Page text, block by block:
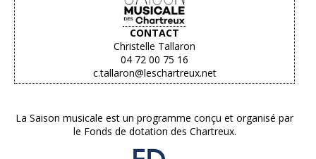
CONTACT
Christelle Tallaron
04 72 00 75 16
c.tallaron@leschartreux.net
La Saison musicale est un programme conçu et organisé par
le Fonds de dotation des Chartreux.